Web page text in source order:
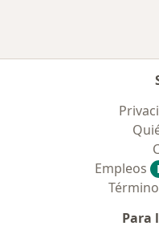
Empleos
Para